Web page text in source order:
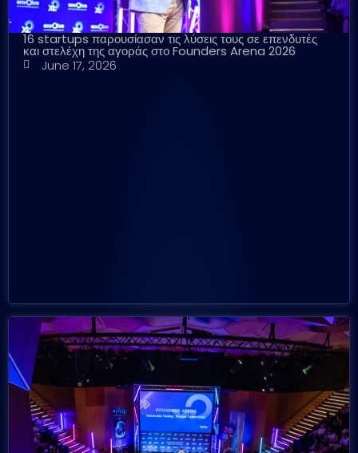
16 startups παρουσίασαν τις λύσεις τους σε επενδυτές
και στελέχη της αγοράς στο Founders Arena 2026
June 17, 2026